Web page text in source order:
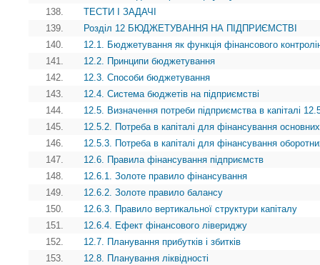
138.
ТЕСТИ І ЗАДАЧІ
139.
Розділ 12 БЮДЖЕТУВАННЯ НА ПІДПРИЄМСТВІ
140.
12.1. Бюджетування як функція фінансового
141.
12.2. Принципи бюджетування
142.
12.3. Способи бюджетування
143.
12.4. Система бюджетів на підприємстві
144.
12.5. Визначення потреби підприємства в капіталі
145.
12.5.2. Потреба в капіталі для фінансування основних
146.
12.5.3. Потреба в капіталі для фінансування
147.
12.6. Правила фінансування підприємств
148.
12.6.1. Золоте правило фінансування
149.
12.6.2. Золоте правило балансу
150.
12.6.3. Правило вертикальної структури капіталу
151.
12.6.4. Ефект фінансового лівериджу
152.
12.7. Планування прибутків і збитків
153.
12.8. Планування ліквідності